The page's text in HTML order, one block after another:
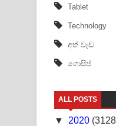
Ma
Ras
Tablet
Technology
අත් වැඩ
ගොසිප්
ALL POSTS
▼ 2020